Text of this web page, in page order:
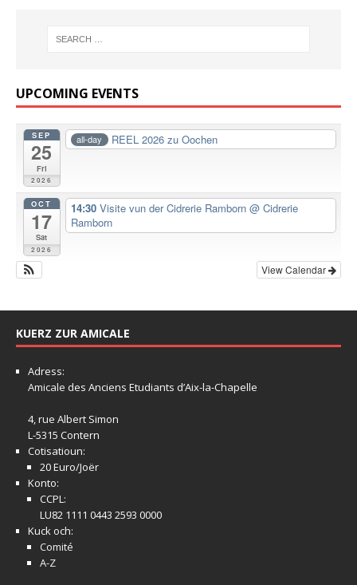
UPCOMING EVENTS
SEP
25
Fri
2026
all-day REEL 2026 zu Oochen
OCT
17
Sat
2026
14:30 Visite vun der Cidrerie Ramborn @ Cidrerie
Ramborn
View Calendar
KUERZ ZUR AMICALE
Adress:
Amicale des Anciens Etudiants d’Aix-la-Chapelle
4, rue Albert Simon
L-5315 Contern
Cotisatioun:
20 Euro/Joër
Konto:
CCPL:
LU82 1111 0443 2593 0000
Kuck och:
Comité
A-Z